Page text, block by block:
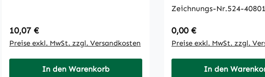
Regulärer Preis:
10,07 €
Preise exkl. MwSt. zzgl. Versandkosten
In den Warenkorb
Zeichnungs-Nr.524-
Regulärer Preis:
0,00 €
Preise exkl. MwSt. zzgl.
In den